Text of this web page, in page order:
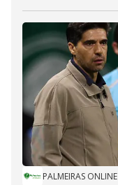
PALMEIRAS ONLINE